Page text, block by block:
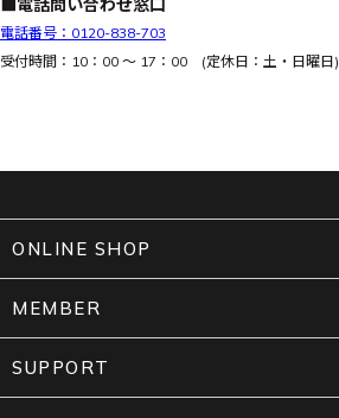
電話番号：0120-838-703
受付時間：10：00 ～ 17：00 (定休日：土・日曜日)
ONLINE SHOP
MEMBER
SUPPORT